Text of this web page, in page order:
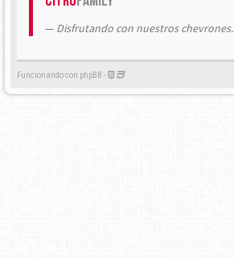
Disfrutando con nuestros chevrones.
Funcionando con phpBB -